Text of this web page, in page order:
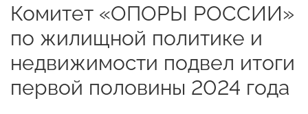
Комитет «ОПОРЫ РОССИИ»
по жилищной политике и
недвижимости подвел итоги
первой половины 2024 года